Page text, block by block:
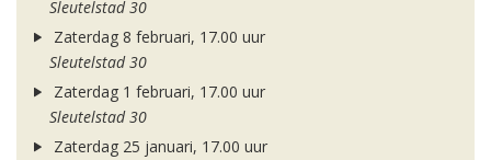
Sleutelstad 30
Zaterdag 8 februari, 17.00 uur
Sleutelstad 30
Zaterdag 1 februari, 17.00 uur
Sleutelstad 30
Zaterdag 25 januari, 17.00 uur